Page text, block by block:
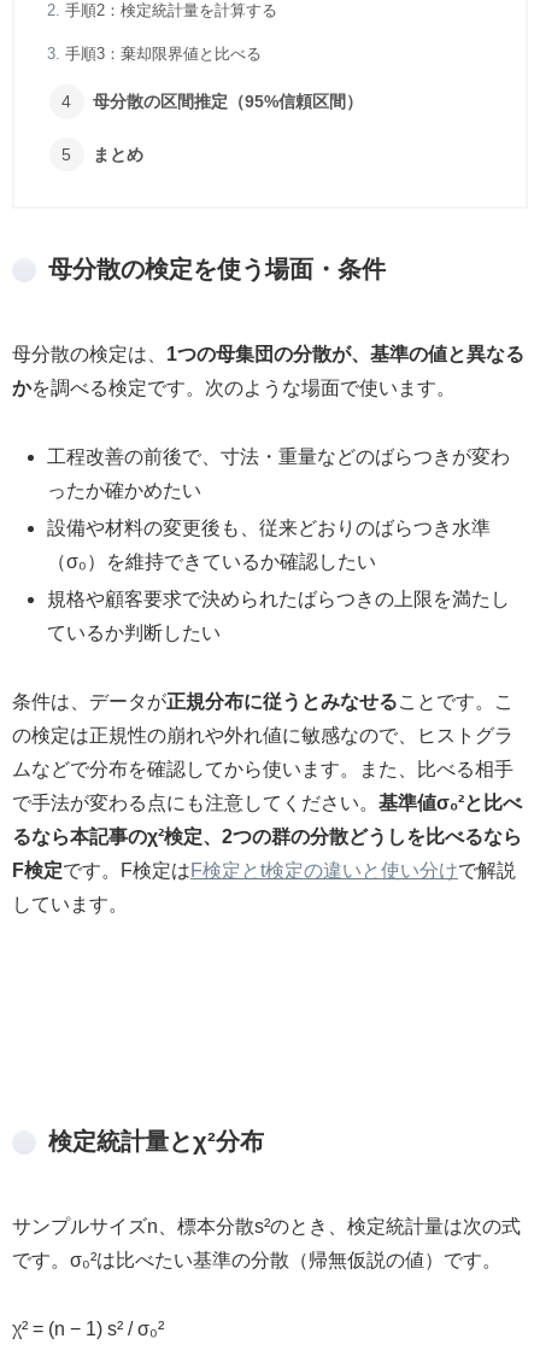
手順2：検定統計量を計算する
手順3：棄却限界値と比べる
母分散の区間推定（95%信頼区間）
まとめ
母分散の検定を使う場面・条件
母分散の検定は、 1つの母集団の分散が、基準の値と異なる
かを調べる検定です。次のような場面で使います。
工程改善の前後で、寸法・重量などのばらつきが変わ
ったか確かめたい
設備や材料の変更後も、従来どおりのばらつき水準
（σ₀）を維持できているか確認したい
規格や顧客要求で決められたばらつきの上限を満たし
ているか判断したい
条件は、データが正規分布に従うとみなせることです。こ
の検定は正規性の崩れや外れ値に敏感なので、ヒストグラ
ムなどで分布を確認してから使います。また、比べる相手
で手法が変わる点にも注意してください。 基準値σ₀²と比べ
るなら本記事のχ²検定、2つの群の分散どうしを比べるなら
F検定です。F検定はF検定とt検定の違いと使い分けで解説
しています。
検定統計量とχ²分布
サンプルサイズn、標本分散s²のとき、検定統計量は次の式
です。σ₀²は比べたい基準の分散（帰無仮説の値）です。
χ² = (n − 1) s² / σ₀²